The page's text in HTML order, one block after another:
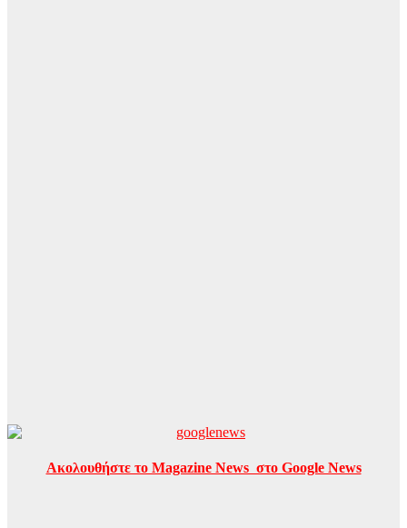
Ακολουθήστε το Magazine News στο Google News